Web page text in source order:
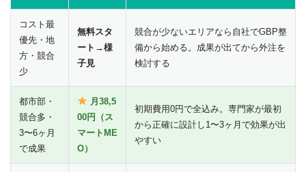
コスト最
優先・地
方・競合
少
無料スタ
ート→様
子見
競合が少ないエリアなら自社でGBP整
備から始める。成果が出てから外注を
検討する
都市部・
競合多・
3〜6ヶ月
で成果
月38,5
00円（ス
マートME
O）
初期費用0円で全込み。専門家が最初
から正確に設計し1〜3ヶ月で効果が出
やすい